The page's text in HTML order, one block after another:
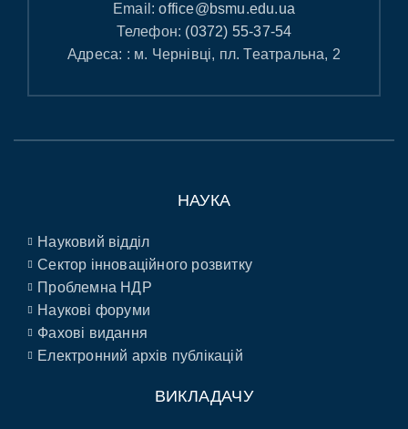
Email:office@bsmu.edu.ua
Телефон: (0372) 55-37-54
Адреса: : м. Чернівці, пл. Театральна, 2
НАУКА
Науковий відділ
Сектор інноваційного розвитку
Проблемна НДР
Наукові форуми
Фахові видання
Електронний архів публікацій
ВИКЛАДАЧУ